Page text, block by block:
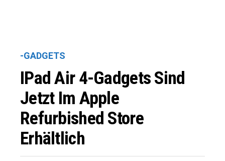
-GADGETS
IPad Air 4-Gadgets Sind
Jetzt Im Apple
Refurbished Store
Erhältlich